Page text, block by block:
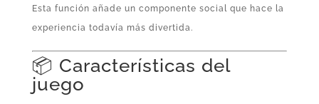
Esta función añade un componente social que hace la
experiencia todavía más divertida.
📦 Características del
juego